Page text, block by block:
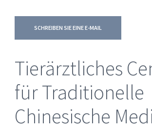
SCHREIBEN SIE EINE E-MAIL
Tierärztliches
für Traditionelle
Chinesische